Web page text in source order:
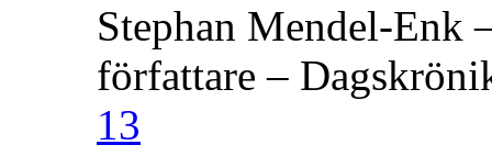
Stephan Mendel-Enk
författare –
13